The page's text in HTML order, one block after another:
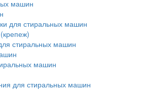
машин
для стиральных машин
стиральных машин
машин
для стиральных машин